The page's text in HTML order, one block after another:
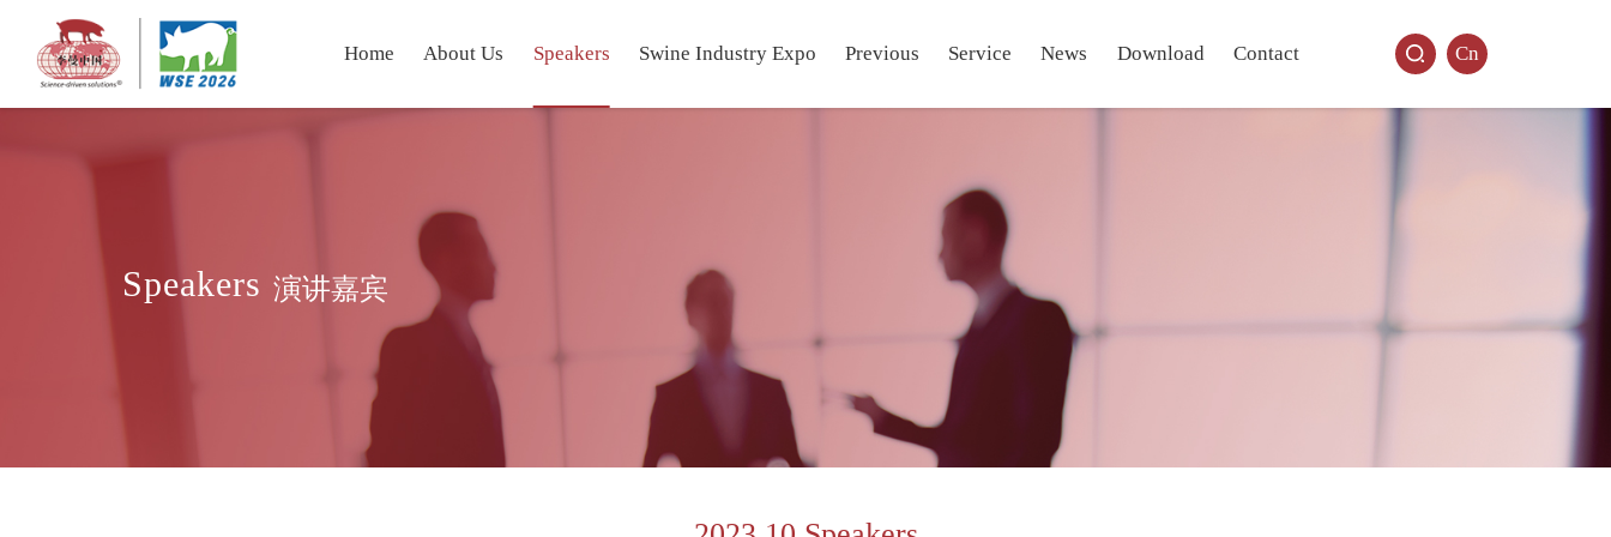
Home About Us Speakers Swine Industry Expo Previous Service News Download Contact Cn
Speakers 演讲嘉宾